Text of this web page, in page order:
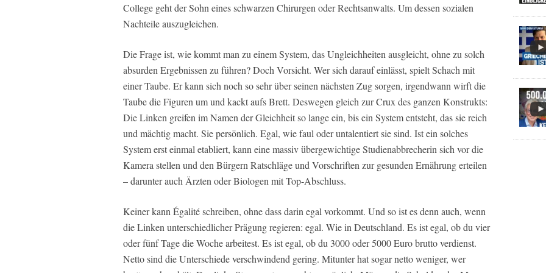
College geht der Sohn eines schwarzen Chirurgen oder Rechtsanwalts. Um dessen sozialen
Nachteile auszugleichen.
Die Frage ist, wie kommt man zu einem System, das Ungleichheiten ausgleicht, ohne zu solch
absurden Ergebnissen zu führen? Doch Vorsicht. Wer sich darauf einlässt, spielt Schach mit
einer Taube. Er kann sich noch so sehr über seinen nächsten Zug sorgen, irgendwann wirft die
Taube die Figuren um und kackt aufs Brett. Deswegen gleich zur Crux des ganzen Konstrukts:
Die Linken greifen im Namen der Gleichheit so lange ein, bis ein System entsteht, das sie reich
und mächtig macht. Sie persönlich. Egal, wie faul oder untalentiert sie sind. Ist ein solches
System erst einmal etabliert, kann eine massiv übergewichtige Studienabbrecherin sich vor die
Kamera stellen und den Bürgern Ratschläge und Vorschriften zur gesunden Ernährung erteilen
– darunter auch Ärzten oder Biologen mit Top-Abschluss.
Keiner kann Égalité schreiben, ohne dass darin egal vorkommt. Und so ist es denn auch, wenn
die Linken unterschiedlicher Prägung regieren: egal. Wie in Deutschland. Es ist egal, ob du vier
oder fünf Tage die Woche arbeitest. Es ist egal, ob du 3000 oder 5000 Euro brutto verdienst.
Netto sind die Unterschiede verschwindend gering. Mitunter hat sogar netto weniger, wer